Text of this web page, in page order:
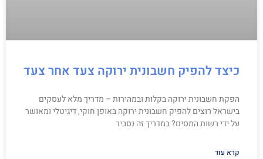
כיצד להפיק חשבונית ירוקה צעד אחר צעד
הפקת חשבונית ירוקה בקלות ובמהירות – מדריך מלא לעסקים
בישראל רוצים להפיק חשבונית ירוקה באופן חוקי, דיגיטלי ומאושר
על ידי רשות המסים? במדריך זה נסביר
קרא עוד